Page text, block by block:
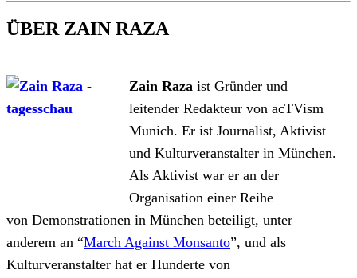
ÜBER ZAIN RAZA
Zain Raza ist Gründer und
leitender Redakteur von acTVism
Munich. Er ist Journalist, Aktivist
und Kulturveranstalter in München.
Als Aktivist war er an der
Organisation einer Reihe
von Demonstrationen in München beteiligt, unter
anderem an “March Against Monsanto”, und als
Kulturveranstalter hat er Hunderte von